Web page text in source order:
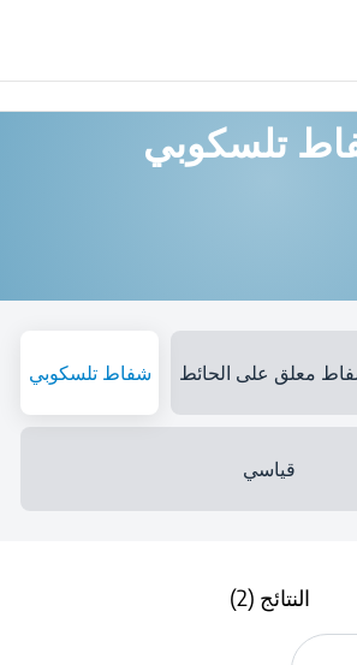
تلسكوبي
معلق على الحائط شفاط تلسكوبي
قياسي
النتائج (2)